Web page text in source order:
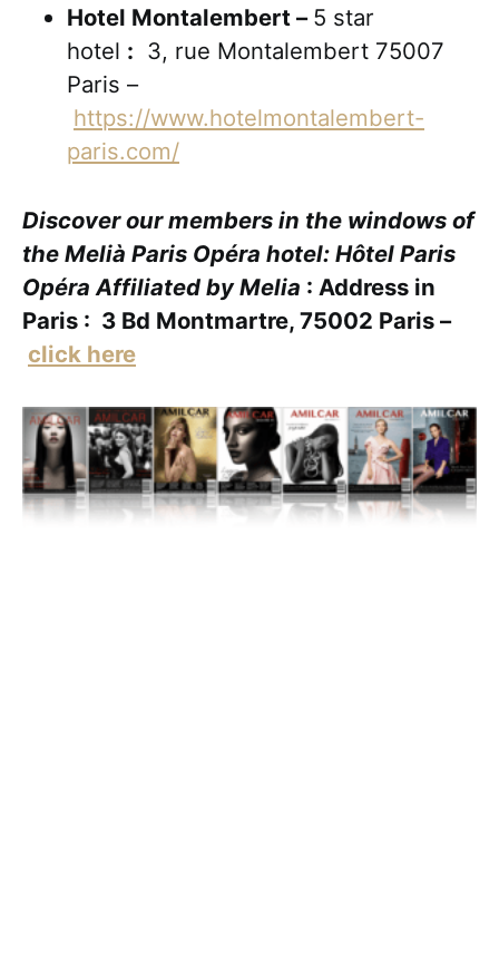
Hotel Montalembert – 5 star
hotel : 3, rue Montalembert 75007
Paris –
https://www.hotelmontalembert-
paris.com/
Discover our members in the windows of
the Melià Paris Opéra hotel: Hôtel Paris
Opéra Affiliated by Melia : Address in
Paris : 3 Bd Montmartre, 75002 Paris –
click here